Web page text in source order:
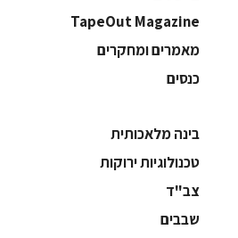
TapeOut Magazine
מאמרים ומחקרים
כנסים
בינה מלאכותית
‫טכנולוגיות ירוקות‬
‫צב"ד‬
‫שבבים‬